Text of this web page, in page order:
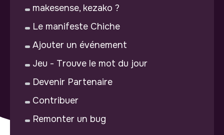
makesense, kezako ?
Le manifeste Chiche
Ajouter un événement
Jeu - Trouve le mot du jour
Devenir Partenaire
Contribuer
Remonter un bug